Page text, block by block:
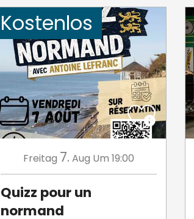
Kostenlos
Freitag 7. Aug Um 19:00
Quizz pour un
normand